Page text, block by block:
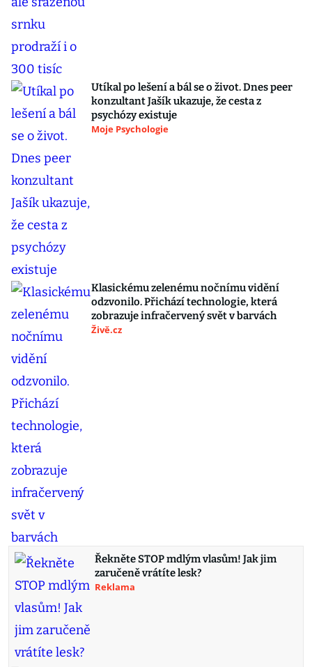
Utíkal po lešení a bál se o život. Dnes peer
konzultant Jašík ukazuje, že cesta z
psychózy existuje
Moje Psychologie
Klasickému zelenému nočnímu vidění
odzvonilo. Přichází technologie, která
zobrazuje infračervený svět v barvách
Živě.cz
Řekněte STOP mdlým vlasům! Jak jim
zaručeně vrátíte lesk?
Reklama